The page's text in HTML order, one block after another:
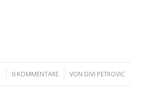
0 KOMMENTARE
/ VON DIVI PETROVIC